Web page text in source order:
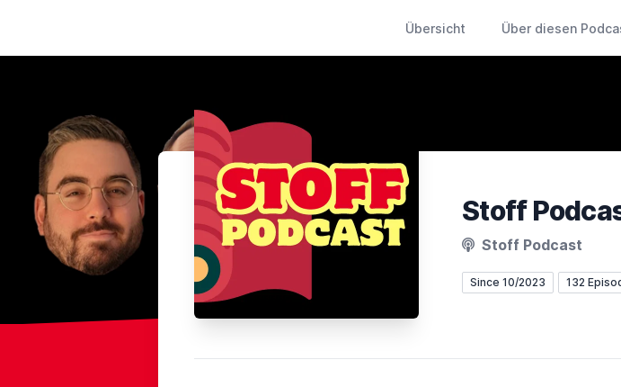
Übersicht Über diesen
Stoff
Stoff Podcast
Since 10/2023 132